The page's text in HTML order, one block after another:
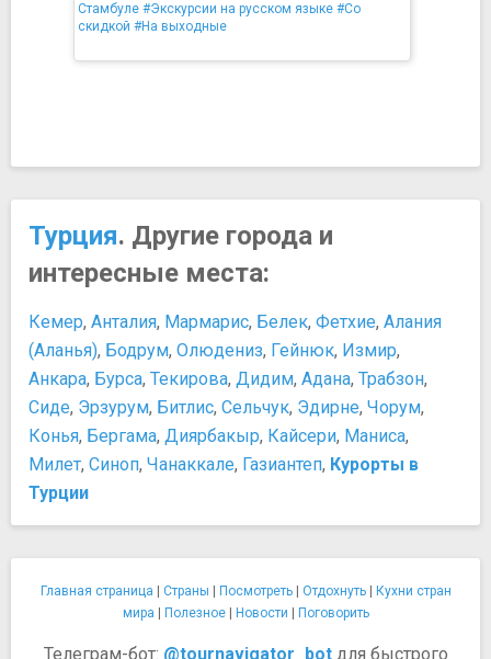
Стамбуле #Экскурсии на русском языке #Со
скидкой #На выходные
Турция. Другие города и
интересные места:
Кемер, Анталия, Мармарис, Белек, Фетхие, Алания
(Аланья), Бодрум, Олюдениз, Гейнюк, Измир,
Анкара, Бурса, Текирова, Дидим, Адана, Трабзон,
Сиде, Эрзурум, Битлис, Сельчук, Эдирне, Чорум,
Конья, Бергама, Диярбакыр, Кайсери, Маниса,
Милет, Синоп, Чанаккале, Газиантеп, Курорты в
Турции
Главная страница Страны Посмотреть| Отдохнуть|
Кухни стран
мира
Полезное| Новости Поговорить
Телеграм-бот: @tournavigator_botдля быстрого